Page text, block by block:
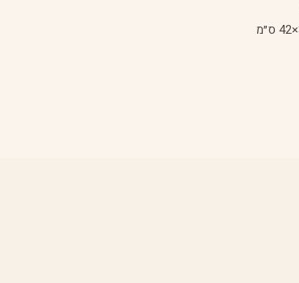
Welcome Pack של עובדים, אריזת מתנה רב-פעמית במקום נייר עטיפה. גודל סטנדרטי 38×42 ס״מ